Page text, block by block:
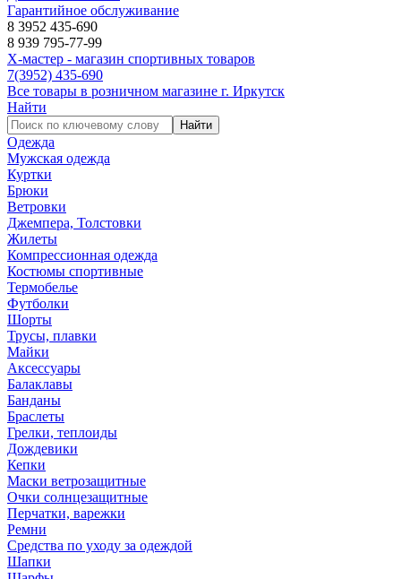
Гарантийное обслуживание
8 3952 435-690
8 939 795-77-99
Х-мастер - магазин спортивных товаров
7(3952) 435-690
Все товары в розничном магазине г. Иркутск
Найти
Найти
Одежда
Мужская одежда
Куртки
Брюки
Ветровки
Джемпера, Толстовки
Жилеты
Компрессионная одежда
Костюмы спортивные
Термобелье
Футболки
Шорты
Трусы, плавки
Майки
Аксессуары
Балаклавы
Банданы
Браслеты
Грелки, теплоиды
Дождевики
Кепки
Маски ветрозащитные
Очки солнцезащитные
Перчатки, варежки
Ремни
Средства по уходу за одеждой
Шапки